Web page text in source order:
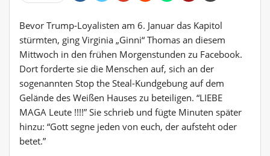
Bevor Trump-Loyalisten am 6. Januar das Kapitol
stürmten, ging Virginia „Ginni“ Thomas an diesem
Mittwoch in den frühen Morgenstunden zu Facebook.
Dort forderte sie die Menschen auf, sich an der
sogenannten Stop the Steal-Kundgebung auf dem
Gelände des Weißen Hauses zu beteiligen. “LIEBE
MAGA Leute !!!!” Sie schrieb und fügte Minuten später
hinzu: “Gott segne jeden von euch, der aufsteht oder
betet.”